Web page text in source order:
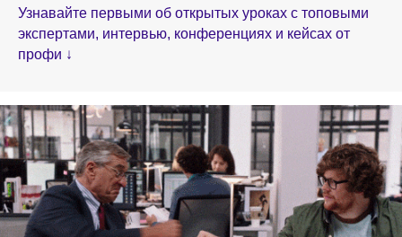
Узнавайте первыми об открытых уроках с топовыми
экспертами, интервью, конференциях и кейсах от
профи ↓